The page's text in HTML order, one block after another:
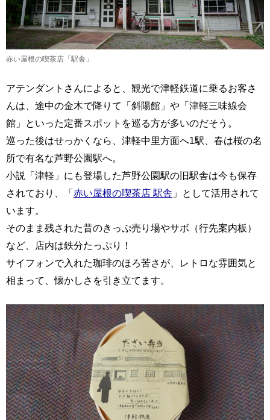
赤い屋根の喫茶店「駅舎」
アテンダントさんによると、観光で津軽鉄道に乗るお客さ
んは、途中の金木で降りて「斜陽館」や「津軽三味線会
館」といった定番スポットを巡る方が多いのだそう。
巡った後はせっかくなら、津軽中里方面へ1駅、春は桜の名
所で有名な芦野公園駅へ。
小説「津軽」にも登場した芦野公園駅の旧駅舎は今も保存
されており、「赤い屋根の喫茶店 駅舎 」として活用されて
います。
そのまま残された昔のきっぷ売り場やサボ（行先案内板）
など、店内は鉄分たっぷり！
サイフォンで入れた珈琲のほろ苦さが、レトロな雰囲気と
相まって、懐かしさを引き立てます。